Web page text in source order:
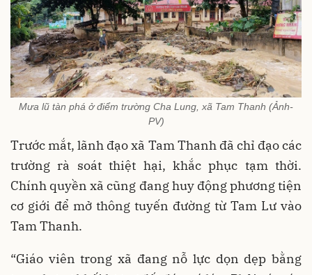
Mưa lũ tàn phá ở điểm trường Cha Lung, xã Tam Thanh (Ảnh-
PV)
Trước mắt, lãnh đạo xã Tam Thanh đã chỉ đạo các
trường rà soát thiệt hại, khắc phục tạm thời.
Chính quyền xã cũng đang huy động phương tiện
cơ giới để mở thông tuyến đường từ Tam Lư vào
Tam Thanh.
“Giáo viên trong xã đang nỗ lực dọn dẹp bằng